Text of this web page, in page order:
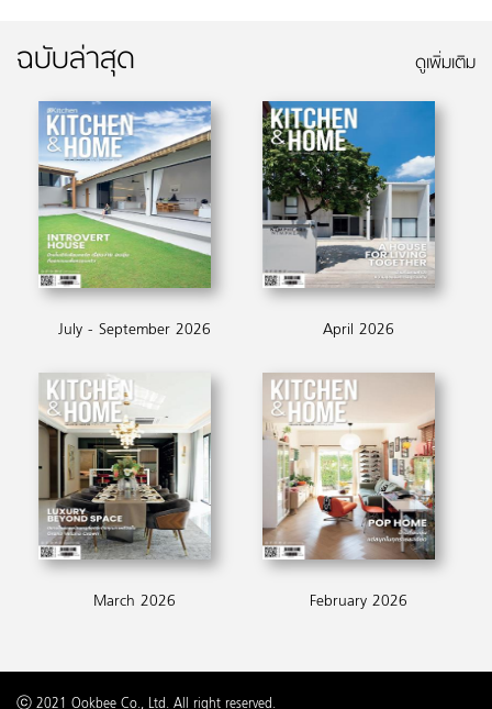
ฉบับล่าสุด ดูเพิ่มเติม
July - September 2026 April 2026
March 2026 February 2026
ⓒ 2021 Ookbee Co., Ltd. All right reserved.